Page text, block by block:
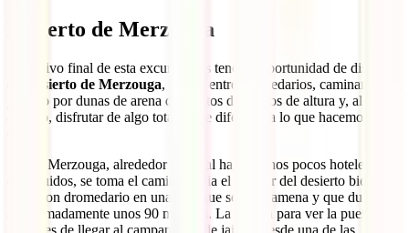
Desierto de Merzouga
El motivo final de esta excursión es tener la oportunidad de disfrutar
desierto de Merzouga, pasear entre dromedarios, caminar arriba
y abajo por dunas de arena de cientos de metros de altura y, al fin y
al cabo, disfrutar de algo totalmente diferente a lo que hacemos en
Desde Merzouga, alrededor del cual hay algunos pocos hoteles
construidos, se toma el camino hacia el interior del desierto bien a
pie o con dromedario en una ruta que se hace amena y que dura
aproximadamente unos 90 minutos. La parada para ver la puesta de
sol antes de llegar al campamento de jaimas desde una de las